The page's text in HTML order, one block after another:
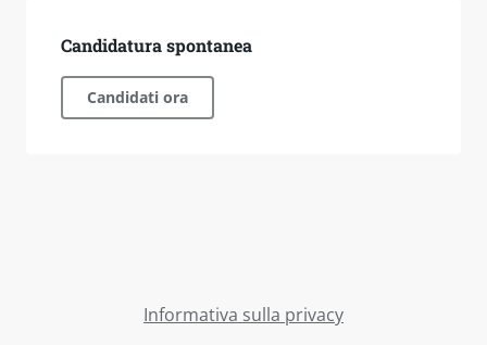
Candidatura spontanea
Candidati ora
Informativa sulla privacy